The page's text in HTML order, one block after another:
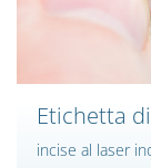
Etichetta
incise al laser